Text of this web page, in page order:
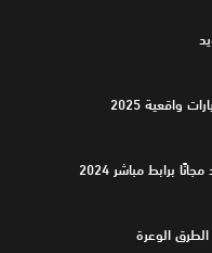
واقعية 2025
برابط مباشر 2024
الوعرة